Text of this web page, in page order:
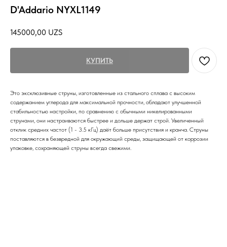
D'Addario NYXL1149
145000,00 UZS
КУПИТЬ
Это эксклюзивные струны, изготовленные из стального сплава с высоким
содержанием углерода для максимальной прочности, обладают улучшенной
стабильностью настройки, по сравнению с обычными никелированными
струнами, они настраиваются быстрее и дольше держат строй. Увеличенный
отклик средних частот (1 - 3.5 кГц) даёт больше присутствия и кранча. Струны
поставляются в безвредной для окружающий среды, защищающей от коррозии
упаковке, сохраняющей струны всегда свежими.